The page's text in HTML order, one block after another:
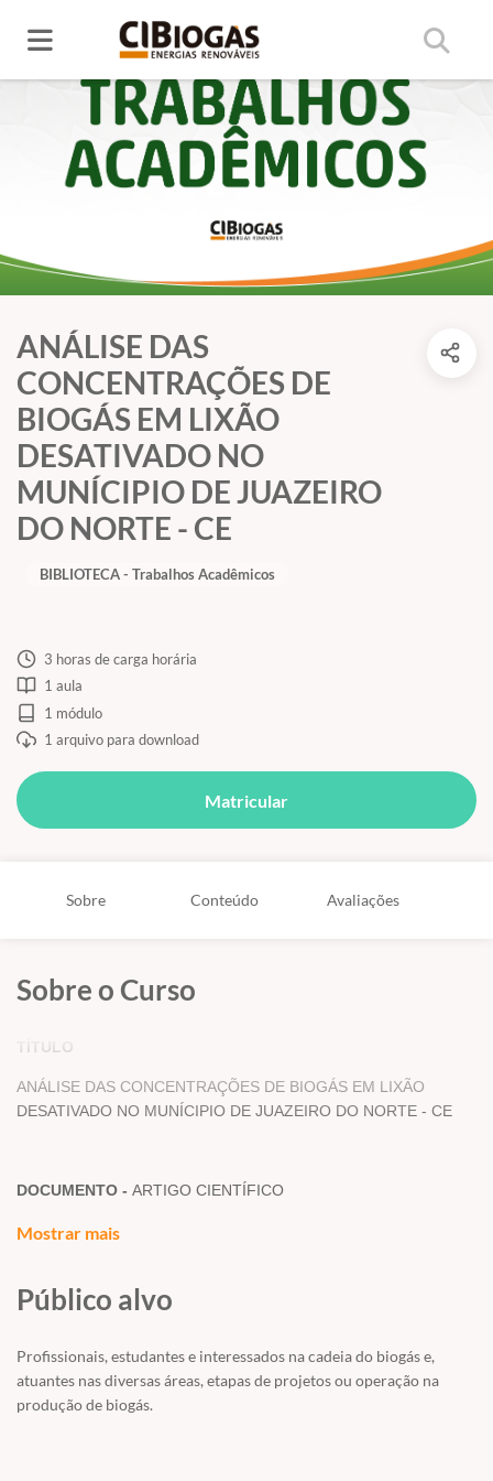
ANÁLISE DAS
CONCENTRAÇÕES DE
BIOGÁS EM LIXÃO
DESATIVADO NO
MUNÍCIPIO DE JUAZEIRO
DO NORTE - CE
BIBLIOTECA - Trabalhos Acadêmicos
3 horas de carga horária
1 aula
1 módulo
1 arquivo para download
Matricular
Sobre Conteúdo Avaliações
Sobre o Curso
TÍTULO
ANÁLISE DAS CONCENTRAÇÕES DE BIOGÁS EM LIXÃO
DESATIVADO NO MUNÍCIPIO DE JUAZEIRO DO NORTE - CE
DOCUMENTO - ARTIGO CIENTÍFICO
Moreira; Jéssica Bezerra de Sousa; Perboyre Barbosa Alcântara2
RESUMO/ABSTRACT
Nos lixões o manejo dos resíduos sólidos é feito de forma
Mostrar mais
Público alvo
Profissionais, estudantes e interessados na cadeia do biogás e,
atuantes nas diversas áreas, etapas de projetos ou operação na
produção de biogás.